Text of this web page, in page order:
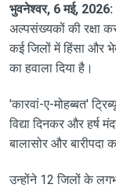
भुवनेश्वर, 6 मई, 2026:
अल्पसंख्यकों की रक्षा
कई जिलों में हिंसा और
का हवाला दिया है।
'कारवां-ए-मोहब्बत'
विद्या दिनकर और हर्ष
बालासोर और बारीपदा
उन्होंने 12 जिलों के